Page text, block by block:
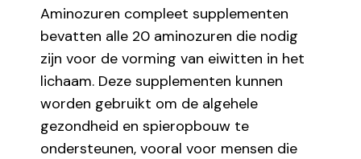
Aminozuren compleet supplementen
bevatten alle 20 aminozuren die nodig
zijn voor de vorming van eiwitten in het
lichaam. Deze supplementen kunnen
worden gebruikt om de algehele
gezondheid en spieropbouw te
ondersteunen, vooral voor mensen die